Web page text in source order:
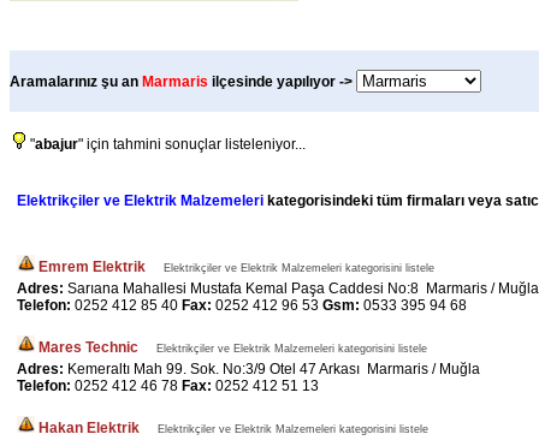
Aramalarınız şu an Marmaris ilçesinde yapılıyor ->
"abajur" için tahmini sonuçlar listeleniyor...
Elektrikçiler ve Elektrik Malzemeleri kategorisindeki tüm firmaları veya
Emrem Elektrik Elektrikçiler ve Elektrik Malzemeleri kategorisini listele
Adres: Sarıana Mahallesi Mustafa Kemal Paşa Caddesi No:8 Marmaris / Muğla
Telefon: 0252 412 85 40 Fax: 0252 412 96 53 Gsm: 0533 395 94 68
Mares Technic Elektrikçiler ve Elektrik Malzemeleri kategorisini listele
Adres: Kemeraltı Mah 99. Sok. No:3/9 Otel 47 Arkası Marmaris / Muğla
Telefon: 0252 412 46 78 Fax: 0252 412 51 13
Hakan Elektrik Elektrikçiler ve Elektrik Malzemeleri kategorisini listele